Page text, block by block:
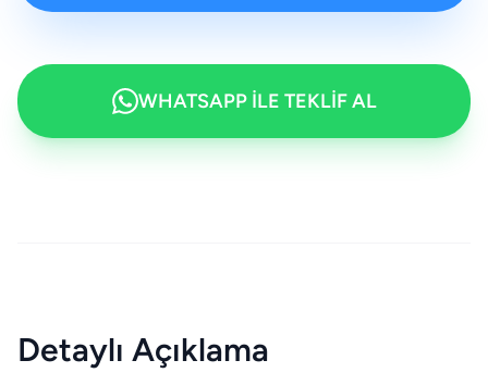
WHATSAPP İLE TEKLİF AL
Detaylı Açıklama